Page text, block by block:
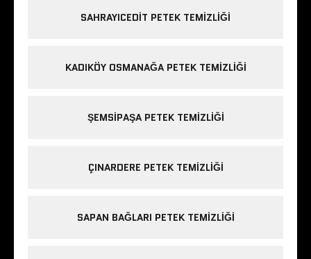
SAHRAYICEDIT PETEK TEMIZLIĞI
KADIKÖY OSMANAĞA PETEK TEMIZLIĞI
ŞEMSIPAŞA PETEK TEMIZLIĞI
ÇINARDERE PETEK TEMIZLIĞI
SAPAN BAĞLARI PETEK TEMIZLIĞI